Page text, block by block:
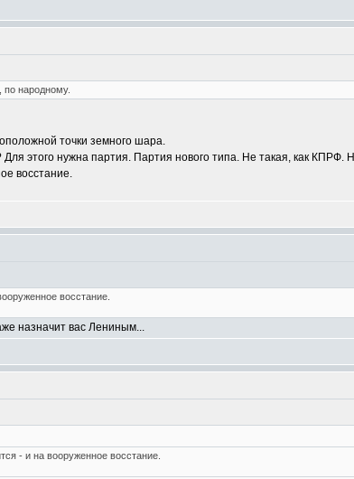
народному.
точки земного шара.
этого нужна партия. Партия нового типа. Не такая, как
восстание.
восстание.
назначит вас Лениным...
- и на вооруженное восстание.